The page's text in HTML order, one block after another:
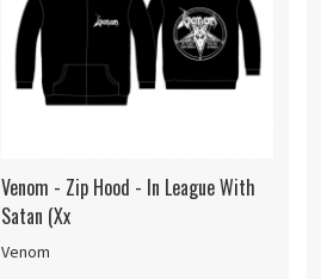
Venom - Zip Hood - In League With
Satan (Xx
Venom